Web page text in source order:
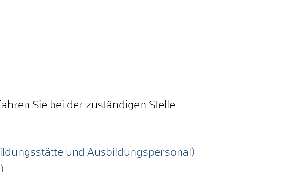
Sie bei der zuständigen Stelle.
und Ausbildungspersonal)